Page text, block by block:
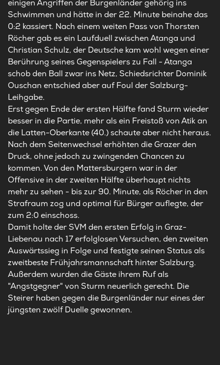
einigen Angriffen der Burgenländer gehörig ins
Schwimmen und hätte in der 22. Minute beinahe das
0:2 kassiert. Nach einem weiten Pass von Thorsten
Röcher gab es ein Laufduell zwischen Atanga und
Christian Schulz, der Deutsche kam wohl wegen einer
Berührung seines Gegenspielers zu Fall - Atanga
schob den Ball zwar ins Netz, Schiedsrichter Dominik
Ouschan entschied aber auf Foul der Salzburg-
Leihgabe.
Erst gegen Ende der ersten Hälfte fand Sturm wieder
besser in die Partie, mehr als ein Freistoß von Atik an
die Latten-Oberkante (40.) schaute aber nicht heraus.
Nach dem Seitenwechsel erhöhten die Grazer den
Druck, ohne jedoch zu zwingenden Chancen zu
kommen. Von den Mattersburgern war in der
Offensive in der zweiten Hälfte überhaupt nichts
mehr zu sehen - bis zur 90. Minute, als Röcher in den
Strafraum zog und optimal für Bürger auflegte, der
zum 2:0 einschoss.
Damit holte der SVM den ersten Erfolg in Graz-
Liebenau nach 17 erfolglosen Versuchen, den zweiten
Auswärtssieg in Folge und festigte seinen Status als
zweitbeste Frühjahrsmannschaft hinter Salzburg.
Außerdem wurden die Gäste ihrem Ruf als
"Angstgegner" von Sturm neuerlich gerecht. Die
Steirer haben gegen die Burgenländer nur eines der
jüngsten zwölf Duelle gewonnen.